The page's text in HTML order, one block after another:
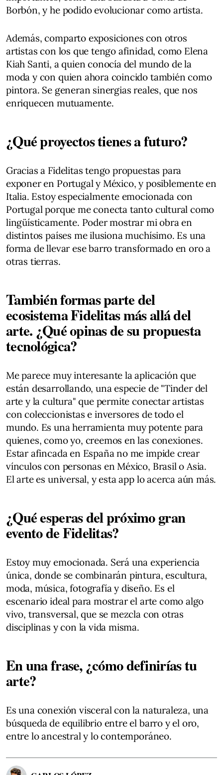
Borbón, y he podido evolucionar como artista.
Además, comparto exposiciones con otros
artistas con los que tengo afinidad, como Elena
Kiah Santi, a quien conocía del mundo de la
moda y con quien ahora coincido también como
pintora. Se generan sinergias reales, que nos
enriquecen mutuamente.
¿Qué proyectos tienes a futuro?
Gracias a Fidelitas tengo propuestas para
exponer en Portugal y México, y posiblemente en
Italia. Estoy especialmente emocionada con
Portugal porque me conecta tanto cultural como
lingüísticamente. Poder mostrar mi obra en
distintos países me ilusiona muchísimo. Es una
forma de llevar ese barro transformado en oro a
otras tierras.
También formas parte del
ecosistema Fidelitas más allá del
arte. ¿Qué opinas de su propuesta
tecnológica?
Me parece muy interesante la aplicación que
están desarrollando, una especie de "Tinder del
arte y la cultura" que permite conectar artistas
con coleccionistas e inversores de todo el
mundo. Es una herramienta muy potente para
quienes, como yo, creemos en las conexiones.
Estar afincada en España no me impide crear
vínculos con personas en México, Brasil o Asia.
El arte es universal, y esta app lo acerca aún más.
¿Qué esperas del próximo gran
evento de Fidelitas?
Estoy muy emocionada. Será una experiencia
única, donde se combinarán pintura, escultura,
moda, música, fotografía y diseño. Es el
escenario ideal para mostrar el arte como algo
vivo, transversal, que se mezcla con otras
disciplinas y con la vida misma.
En una frase, ¿cómo definirías tu
arte?
Es una conexión visceral con la naturaleza, una
búsqueda de equilibrio entre el barro y el oro,
entre lo ancestral y lo contemporáneo.